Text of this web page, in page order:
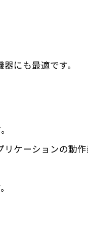
にも最適です。
ケーションの動